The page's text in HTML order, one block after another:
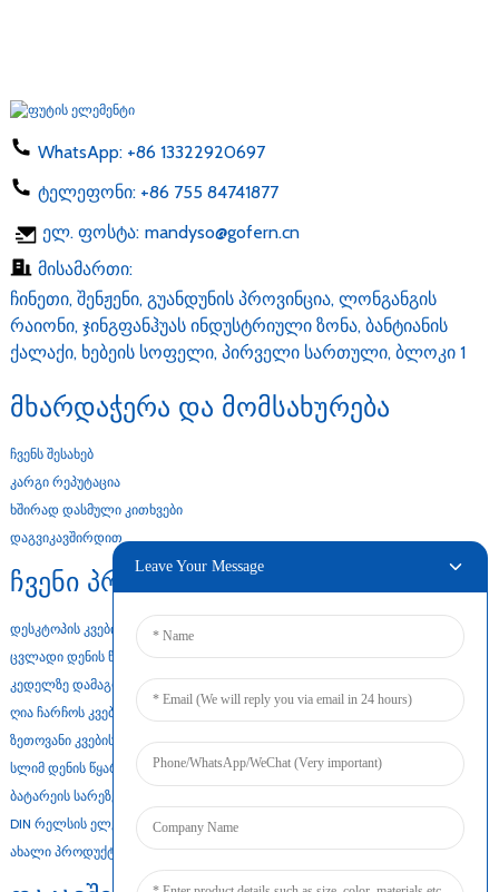
WhatsApp: +86 13322920697
ტელეფონი: +86 755 84741877
ელ. ფოსტა: mandyso@gofern.cn
მისამართი:
Ჩინეთი, Შენჟენი, Გუანდუნის Პროვინცია, Ლონგანგის
Რაიონი, Ჯინგფანჰუას Ინდუსტრიული Ზონა, Ბანტიანის
Ქალაქი, Ხებეის Სოფელი, Პირველი Სართული, Ბლოკი 1
Მხარდაჭერა Და Მომსახურება
Ჩვენს Შესახებ
Კარგი Რეპუტაცია
Ხშირად Დასმული Კითხვები
Დაგვიკავშირდით
Ჩვენი Პროდუქტები
Დესკტოპის Კვების Ადაპტერი
Ცვლადი Დენის Წყარო
Კედელზე Დამაგრების Ადაპტერი
Ღია Ჩარჩოს Კვების Წყარო
Ზეთოვანი Კვების Წყარო
Სლიმ Დენის Წყარო
Ბატარეის Სარეზერვო Კვების Წყარო
DIN Რელსის Ელექტრომომარაგება
Ახალი Პროდუქტი
Leave Your Message